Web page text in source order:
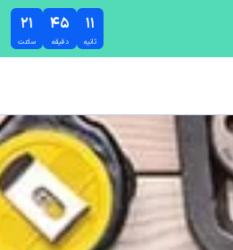
۲۱
ساعت
۴۵
دقیقه
۱۰
ثانیه